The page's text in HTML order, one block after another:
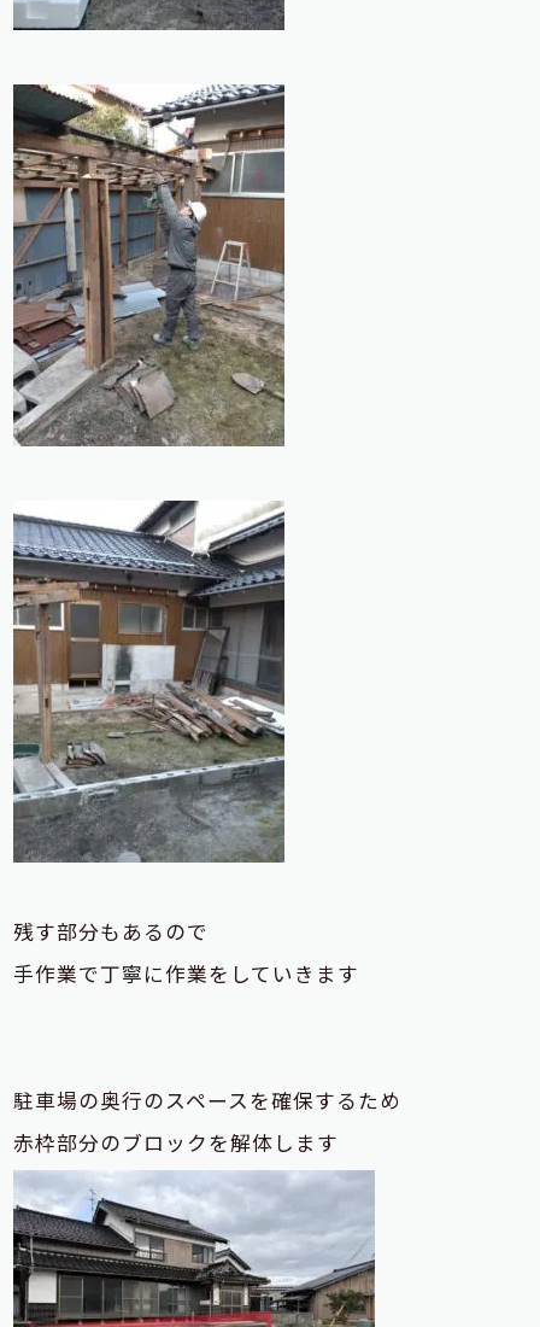
残す部分もあるので
手作業で丁寧に作業をしていきます
駐車場の奥行のスペースを確保するため
赤枠部分のブロックを解体します